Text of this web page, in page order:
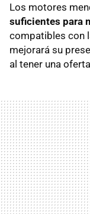
Los motores
suficientes para
compatibles con
mejorará su
al tener una